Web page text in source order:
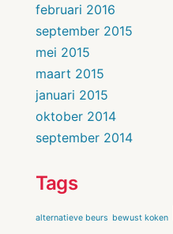
februari 2016
september 2015
mei 2015
maart 2015
januari 2015
oktober 2014
september 2014
Tags
alternatieve beurs bewust koken